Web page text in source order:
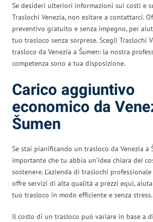
Se desideri ulteriori informazioni sui costi e
Traslochi Venezia, non esitare a contattarci.
preventivo gratuito e senza impegno, per
tuo trasloco senza sorprese. Scegli Traslochi
trasloco da Venezia a Šumen: la nostra
competenza sono a tua disposizione.
Carico aggiuntivo
economico da
Šumen
Se stai pianificando un trasloco da Venezia a
importante che tu abbia un’idea chiara dei
sostenere. L’azienda di traslochi
offre servizi di alta qualità a prezzi equi,
tuo trasloco in modo efficiente e senza stress.
Il costo di un trasloco può variare in base a